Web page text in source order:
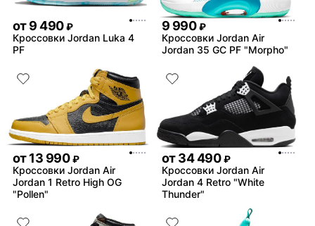
от9 490 ₽
Кроссовки Jordan Luka 4
PF
9 990 ₽
Кроссовки Jordan Air
Jordan 35 GC PF "Morpho"
от13 990 ₽
Кроссовки Jordan Air
Jordan 1 Retro High OG
"Pollen"
от34 490 ₽
Кроссовки Jordan Air
Jordan 4 Retro "White
Thunder"